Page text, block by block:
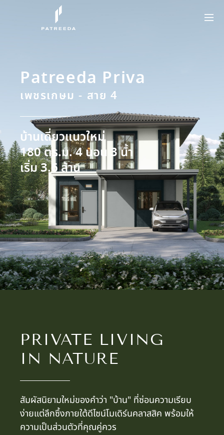
Patreeda Priva
เพชรเกษม - สาย 4
บ้านเดี่ยวแนวใหม่
180 ตร.ม. 4 นอน 3 น้ำ
เริ่ม 3.6 ล้าน
PRIVATE LIVING
IN NATURE
สัมผัสนิยามใหม่ของคำว่า "บ้าน" ที่ซ่อนความเรียบ
ง่ายแต่ลึกซึ้งภายใต้ดีไซน์โมเดิร์นคลาสสิค พร้อมให้
ความเป็นส่วนตัวที่คุณคู่ควร